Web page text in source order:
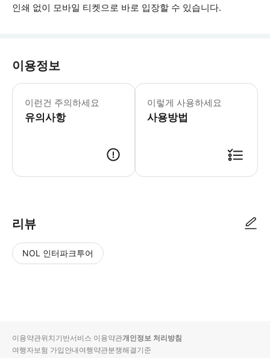
인쇄 없이 모바일 티켓으로 바로 입장할 수 있습니다.
이용정보
이런건 주의하세요
유의사항
▶ 꼭 알아두세요 예약 시간 30분 전
이렇게 사용하세요
사용방법
리뷰
NOL 인터파크투어
입니
다.
순
상
이용약관위치기반서비스 이용약관개인정보 처리방침
여행자보험 가입안내여행약관분쟁해결기준